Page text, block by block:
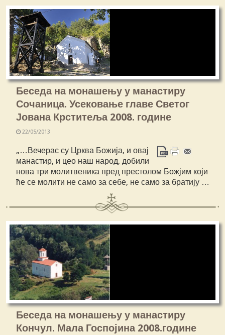
Беседа на монашењу у манастиру
Сочаница. Усековање главе Светог
Јована Крститеља 2008. године
22/05/2013
„…Вечерас су Црква Божија, и овај
манастир, и цео наш народ, добили
нова три молитвеника пред престолом Божјим који
ће се молити не само за себе, не само за братију …
Беседа на монашењу у манастиру
Кончул. Мала Госпојина 2008.године